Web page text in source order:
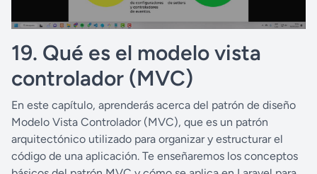
19. Qué es el modelo vista
controlador (MVC)
En este capítulo, aprenderás acerca del patrón de diseño
Modelo Vista Controlador (MVC), que es un patrón
arquitectónico utilizado para organizar y estructurar el
código de una aplicación. Te enseñaremos los conceptos